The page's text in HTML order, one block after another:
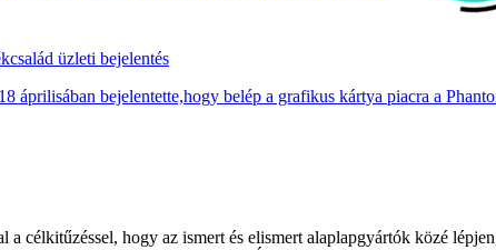
üzleti bejelentés
áprilisában bejelentette,hogy belép a grafikus kártya piacra a
célkitűzéssel, hogy az ismert és elismert alaplapgyártók közé